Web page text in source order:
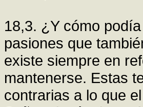
18,3. ¿Y cómo
pasiones que
existe siempre en
mantenerse. Estas
contrarias a lo que